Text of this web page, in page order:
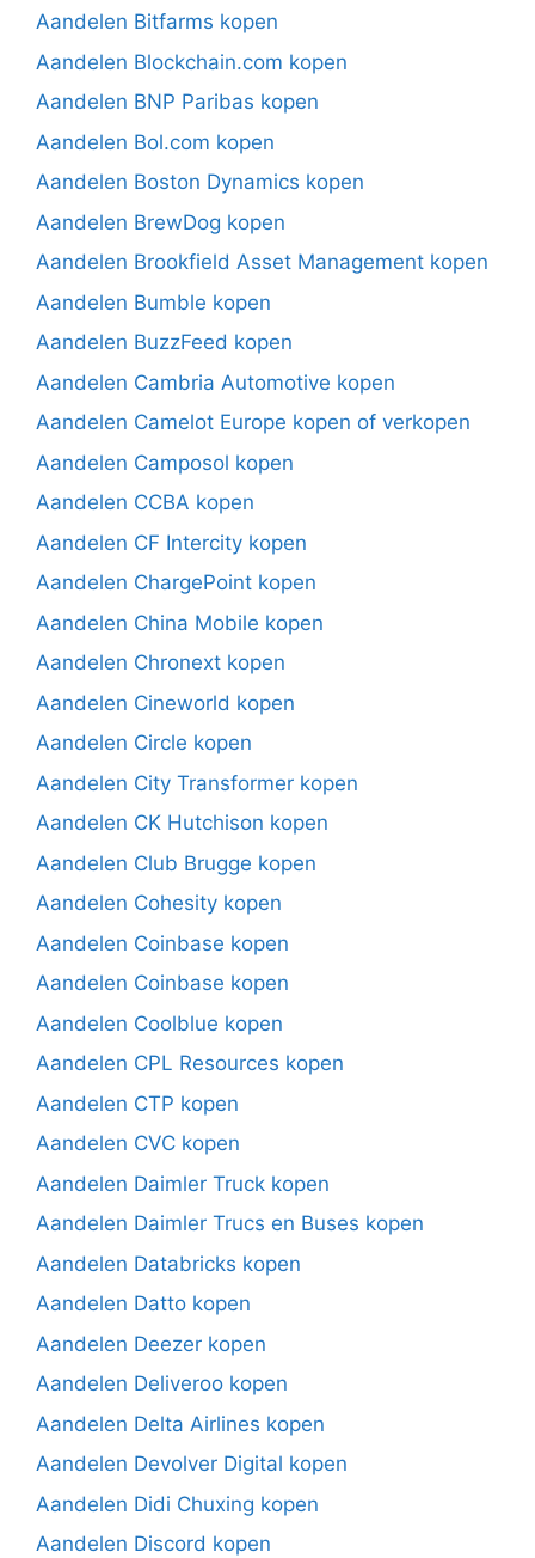
Aandelen Bitfarms kopen
Aandelen Blockchain.com kopen
Aandelen BNP Paribas kopen
Aandelen Bol.com kopen
Aandelen Boston Dynamics kopen
Aandelen BrewDog kopen
Aandelen Brookfield Asset Management kopen
Aandelen Bumble kopen
Aandelen BuzzFeed kopen
Aandelen Cambria Automotive kopen
Aandelen Camelot Europe kopen of verkopen
Aandelen Camposol kopen
Aandelen CCBA kopen
Aandelen CF Intercity kopen
Aandelen ChargePoint kopen
Aandelen China Mobile kopen
Aandelen Chronext kopen
Aandelen Cineworld kopen
Aandelen Circle kopen
Aandelen City Transformer kopen
Aandelen CK Hutchison kopen
Aandelen Club Brugge kopen
Aandelen Cohesity kopen
Aandelen Coinbase kopen
Aandelen Coinbase kopen
Aandelen Coolblue kopen
Aandelen CPL Resources kopen
Aandelen CTP kopen
Aandelen CVC kopen
Aandelen Daimler Truck kopen
Aandelen Daimler Trucs en Buses kopen
Aandelen Databricks kopen
Aandelen Datto kopen
Aandelen Deezer kopen
Aandelen Deliveroo kopen
Aandelen Delta Airlines kopen
Aandelen Devolver Digital kopen
Aandelen Didi Chuxing kopen
Aandelen Discord kopen